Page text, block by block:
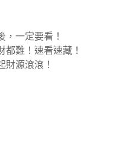
一定要看！
難！速看速藏！
源滾滾！